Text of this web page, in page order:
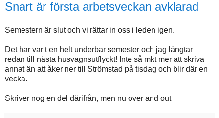
Snart är första arbetsveckan avklarad
Semestern är slut och vi rättar in oss i leden igen.
Det har varit en helt underbar semester och jag längtar
redan till nästa husvagnsutflyckt! Inte så mkt mer att skriva
annat än att åker ner till Strömstad på tisdag och blir där en
vecka.
Skriver nog en del därifrån, men nu over and out